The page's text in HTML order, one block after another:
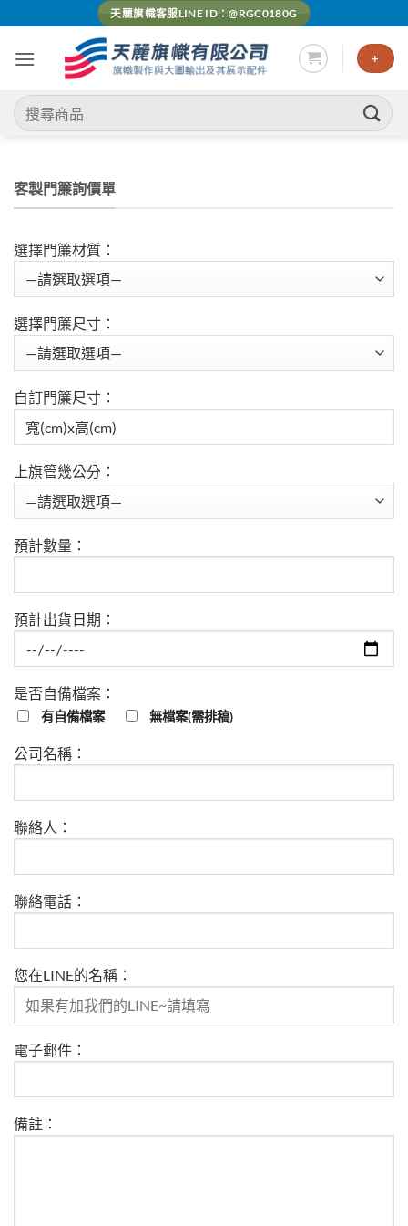
content
天麗旗幟客服LINE ID：@RGC0180G
+
搜
尋
字:
客製門簾詢價單
選擇門簾材質：
選擇門簾尺寸：
自訂門簾尺寸：
上旗管幾公分：
預計數量：
預計出貨日期：
是否自備檔案：
有自備檔案 無檔案(需排稿)
公司名稱：
聯絡人：
聯絡電話：
您在LINE的名稱：
電子郵件：
備註：